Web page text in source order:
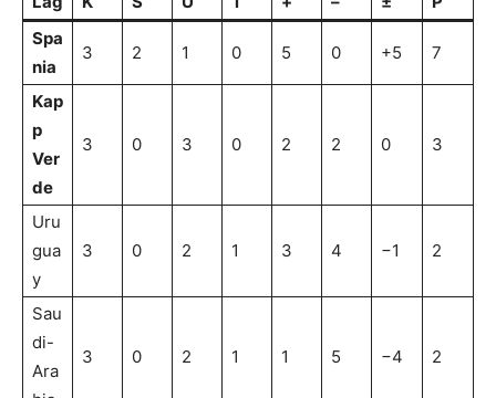
Spa
nia
3 2 1 0 5 0 +5 7
Kap
p
Ver
de
3 0 3 0 2 2 0 3
Uru
gua
y
3 0 2 1 3 4 −1 2
Sau
di-
Ara
3 0 2 1 1 5 −4 2